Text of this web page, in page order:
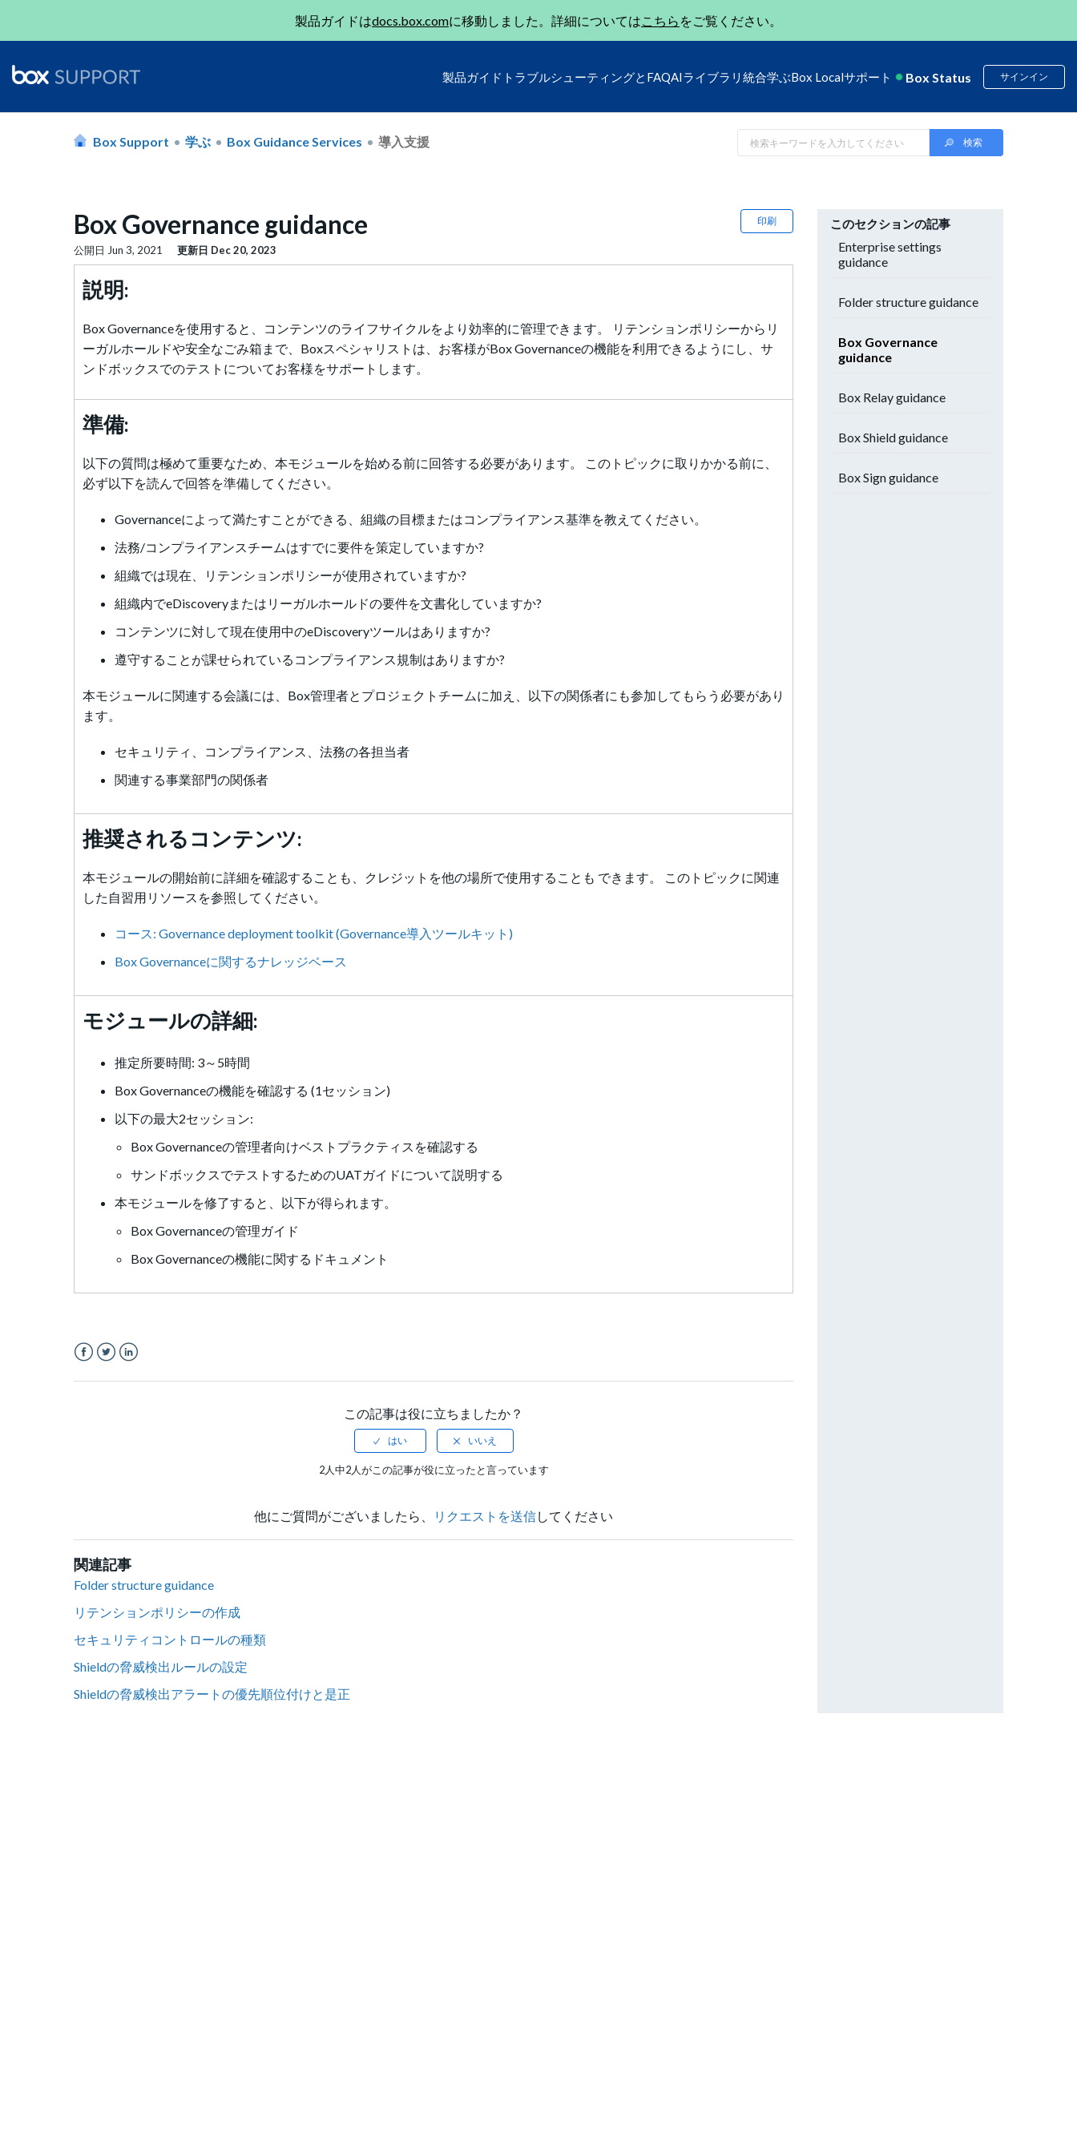
製品ガイドはdocs.box.comに移動しました。詳細についてはこちら をご覧ください。
製品ガイド トラブルシューティングとFAQAIライブラリ 統合学ぶBox Localサポート Box Status サインイン
Box Support 学ぶ Box Guidance Services 導入支援
印刷
Box Governance guidance
公開日 Jun 3, 2021 更新日 Dec 20, 2023
説明:
Box Governanceを使用すると、コンテンツのライフサイクルをより効率的に管理できます。 リテンションポリシーからリ
ーガルホールドや安全なごみ箱まで、Boxスペシャリストは、お客様がBox Governanceの機能を利用できるようにし、サ
ンドボックスでのテストについてお客様をサポートします。
準備:
以下の質問は極めて重要なため、本モジュールを始める前に回答する必要があります。 このトピックに取りかかる前に、
必ず以下を読んで回答を準備してください。
Governanceによって満たすことができる、組織の目標またはコンプライアンス基準を教えてください。
法務/コンプライアンスチームはすでに要件を策定していますか?
組織では現在、リテンションポリシーが使用されていますか?
組織内でeDiscoveryまたはリーガルホールドの要件を文書化していますか?
コンテンツに対して現在使用中のeDiscoveryツールはありますか?
遵守することが課せられているコンプライアンス規制はありますか?
本モジュールに関連する会議には、Box管理者とプロジェクトチームに加え、以下の関係者にも参加してもらう必要があり
ます。
セキュリティ、コンプライアンス、法務の各担当者
関連する事業部門の関係者
推奨されるコンテンツ:
本モジュールの開始前に詳細を確認することも、クレジットを他の場所で使用することも できます。 このトピックに関連
した自習用リソースを参照してください。
コース: Governance deployment toolkit (Governance導入ツールキット)
Box Governanceに関するナレッジベース
モジュールの詳細:
推定所要時間: 3～5時間
Box Governanceの機能を確認する (1セッション)
以下の最大2セッション:
Box Governanceの管理者向けベストプラクティスを確認する
サンドボックスでテストするためのUATガイドについて説明する
本モジュールを修了すると、以下が得られます。
Box Governanceの管理ガイド
Box Governanceの機能に関するドキュメント
この記事は役に立ちましたか？
2人中2人がこの記事が役に立ったと言っています
他にご質問がございましたら、 リクエストを送信してください
関連記事
Folder structure guidance
リテンションポリシーの作成
セキュリティコントロールの種類
Shieldの脅威検出ルールの設定
Shieldの脅威検出アラートの優先順位付けと是正
このセクションの記事
Enterprise settings
guidance
Folder structure guidance
Box Governance
guidance
Box Relay guidance
Box Shield guidance
Box Sign guidance